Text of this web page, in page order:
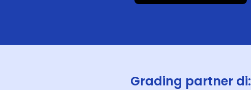
Grading partner di: